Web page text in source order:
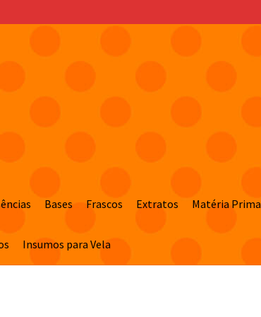
Bases Frascos Extratos Matéria Prima
Insumos para Vela